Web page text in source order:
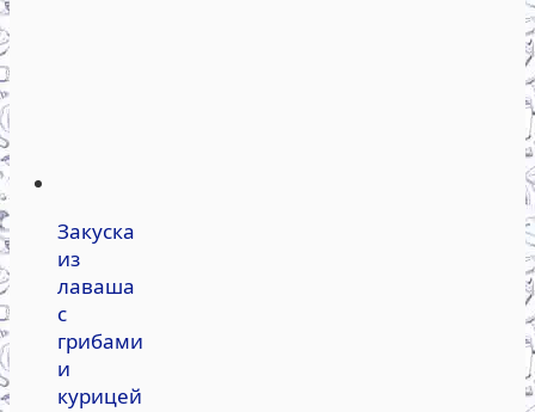
Закуска
из
лаваша
с
грибами
и
курицей